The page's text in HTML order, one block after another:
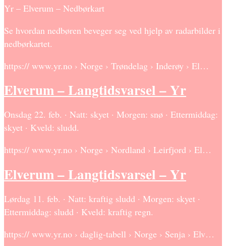
Yr – Elverum – Nedbørkart
Se hvordan nedbøren beveger seg ved hjelp av radarbilder i
nedbørkartet.
https:// www.yr.no › Norge › Trøndelag › Inderøy › El…
Elverum – Langtidsvarsel – Yr
Onsdag 22. feb. · Natt: skyet · Morgen: snø · Ettermiddag:
skyet · Kveld: sludd.
https:// www.yr.no › Norge › Nordland › Leirfjord › El…
Elverum – Langtidsvarsel – Yr
Lørdag 11. feb. · Natt: kraftig sludd · Morgen: skyet ·
Ettermiddag: sludd · Kveld: kraftig regn.
https:// www.yr.no › daglig-tabell › Norge › Senja › Elv…